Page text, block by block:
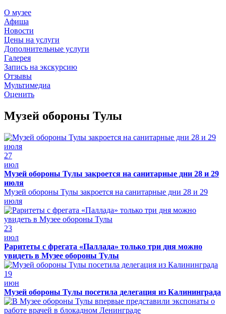
О музее
Афиша
Новости
Цены на услуги
Дополнительные услуги
Галерея
Запись на экскурсию
Отзывы
Мультимедиа
Оценить
Музей обороны Тулы
27
июл
Музей обороны Тулы закроется на санитарные дни 28 и 29
июля
Музей обороны Тулы закроется на санитарные дни 28 и 29
июля
23
июл
Раритеты с фрегата «Паллада» только три дня можно
увидеть в Музее обороны Тулы
19
июн
Музей обороны Тулы посетила делегация из Калининграда